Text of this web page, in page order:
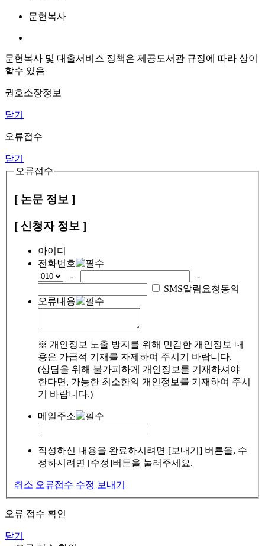
문헌복사
문헌복사 및 대출서비스 정책은 제공도서관 규정에 따라 상이
할수 있음
권호소장정보
닫기
오류접수
닫기
오류접수
[ 논문 정보 ]
[ 신청자 정보 ]
아이디
전화번호
-
-
SMS알림요청동의
오류내용
※ 개인정보 노출 방지를 위해 민감한 개인정보 내
용은 가급적 기재를 자제하여 주시기 바랍니다.
(상담을 위해 불가피하게 개인정보를 기재하셔야
한다면, 가능한 최소한의 개인정보를 기재하여 주시
기 바랍니다.)
메일주소
작성하신 내용을 완료하시려면 [보내기] 버튼을, 수
정하시려면 [수정]버튼을 눌러주세요.
취소 오류접수 수정 보내기
오류 접수 확인
닫기